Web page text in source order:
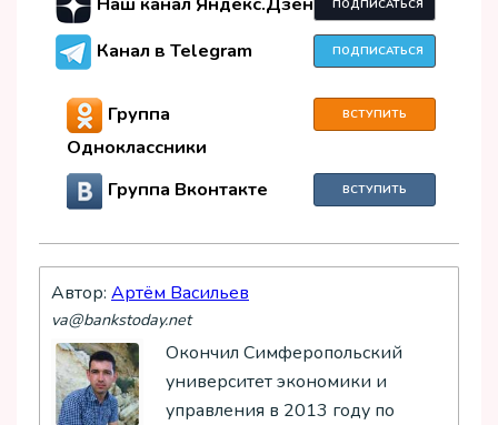
ПОДПИСАТЬСЯ
Канал в Telegram ПОДПИСАТЬСЯ
Группа
Одноклассники
ВСТУПИТЬ
Группа Вконтакте ВСТУПИТЬ
Автор: Артём Васильев
va@bankstoday.net
Окончил Симферопольский
университет экономики и
управления в 2013 году по